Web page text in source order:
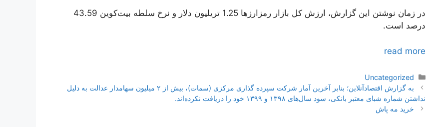
در زمان نوشتن این گزارش، ارزش کل بازار رمزارزها 1.25 تریلیون دلار و نرخ سلطه بیت‌کوین 43.59
درصد است.
read more
دسته‌ها
Uncategorized
ناوبری
نوشته‌ها
به گزارش اقتصادآنلاین؛ بنابر آخرین آمار شرکت سپرده گذاری مرکزی (سمات)، بیش از ۲ میلیون سهامدار عدالت به دلیل
نداشتن شماره شبای معتبر بانکی، سود سال‌های ۱۳۹۸ و ۱۳۹۹ خود را دریافت نکرده‌اند.
خرید مه پاش